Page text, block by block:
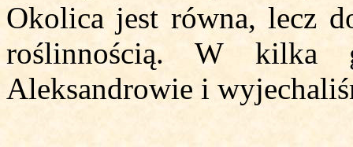
Okolica jest równa, lecz
roślinnością. W kilka
Aleksandrowie i